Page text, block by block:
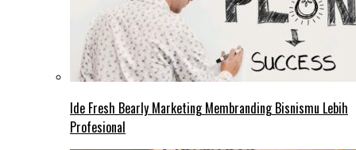
Ide Fresh Bearly Marketing Membranding Bisnismu Lebih
Profesional